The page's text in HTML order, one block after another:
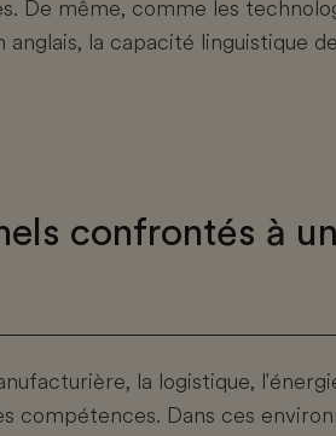
De même, comme les
la capacité linguistique
confrontés à
la logistique,
compétences. Dans ces